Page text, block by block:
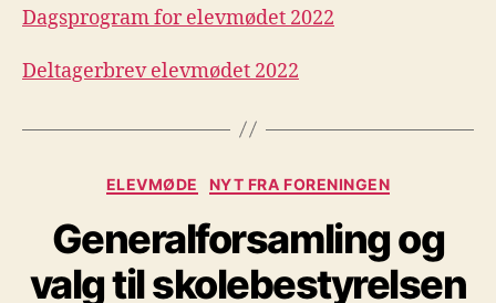
Dagsprogram for elevmødet 2022
Deltagerbrev elevmødet 2022
Kategorier
ELEVMØDE NYT FRA FORENINGEN
Generalforsamling og
valg til skolebestyrelsen